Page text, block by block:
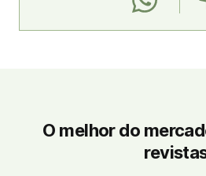
O melhor do